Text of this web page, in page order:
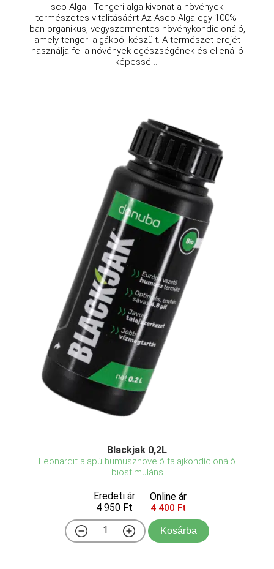
sco Alga - Tengeri alga kivonat a növények
természetes vitalitásáért Az Asco Alga egy 100%-
ban organikus, vegyszermentes növénykondicionáló,
amely tengeri algákból készült. A természet erejét
használja fel a növények egészségének és ellenálló
képessé ...
Blackjak 0,2L
Leonardit alapú humusznövelő talajkondícionáló
biostimuláns
Eredeti ár
4 950 Ft
Online ár
4 400 Ft
Kosárba